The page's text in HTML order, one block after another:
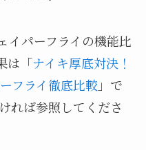
イパーフライの機能比
は「ナイキ厚底対決！
フライ徹底比較 」で
れば参照してくださ